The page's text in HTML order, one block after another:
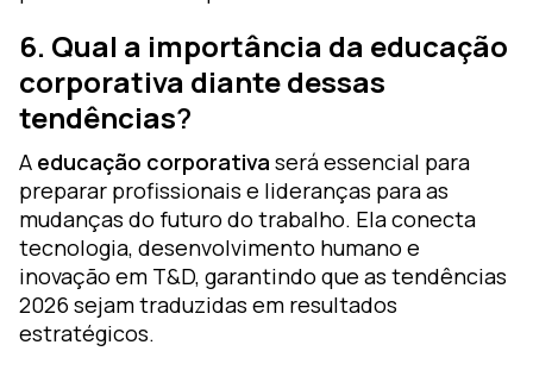
6. Qual a importância da educação
corporativa diante dessas
tendências?
A educação corporativa será essencial para
preparar profissionais e lideranças para as
mudanças do futuro do trabalho. Ela conecta
tecnologia, desenvolvimento humano e
inovação em T&D, garantindo que as tendências
2026 sejam traduzidas em resultados
estratégicos.